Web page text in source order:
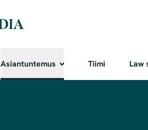
Asiantuntemus Tiimi Law